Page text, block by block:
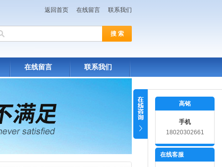
返回首页 在线留言 联系我们
在线留言 联系我们
高铭
手机
18020302661
在线客服